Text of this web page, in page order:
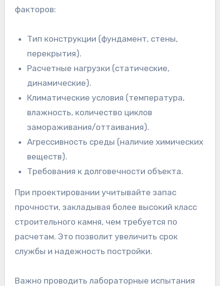
факторов:
Тип конструкции (фундамент, стены,
перекрытия).
Расчетные нагрузки (статические,
динамические).
Климатические условия (температура,
влажность, количество циклов
замораживания/оттаивания).
Агрессивность среды (наличие химических
веществ).
Требования к долговечности объекта.
При проектировании учитывайте запас
прочности, закладывая более высокий класс
строительного камня, чем требуется по
расчетам. Это позволит увеличить срок
службы и надежность постройки.
Важно проводить лабораторные испытания